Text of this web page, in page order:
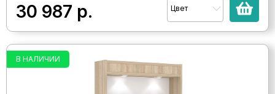
30 987 р. Цвет
В НАЛИЧИИ